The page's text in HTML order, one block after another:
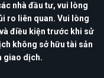
nhà đầu tư, vui lòng
ro liên quan. Vui lòng
điều kiện trước khi sử
không sở hữu tài sản
giao dịch.